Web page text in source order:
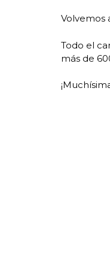
Volvemos
Todo el
más de